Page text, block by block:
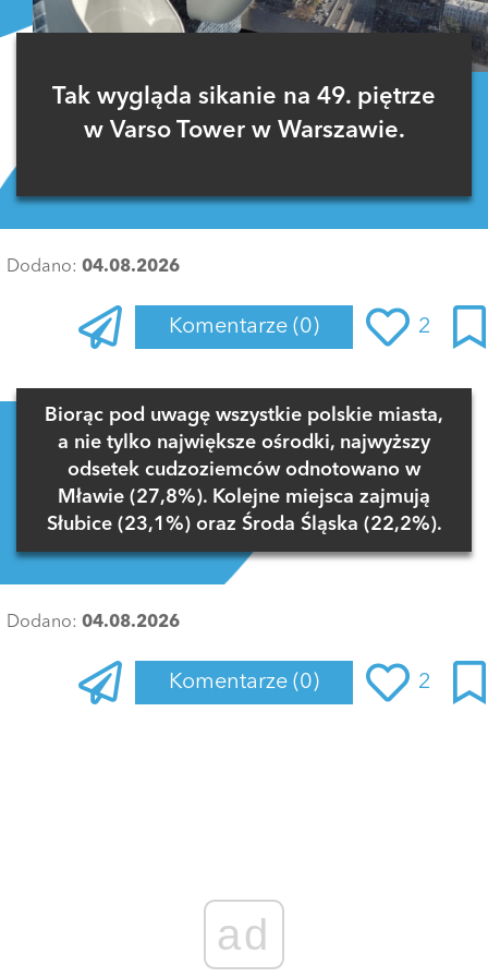
Tak wygląda sikanie na 49. piętrze
w Varso Tower w Warszawie.
Dodano: 04.08.2026
Komentarze (0) 2
Zaloguj się, aby dodać komentarz
Biorąc pod uwagę wszystkie polskie miasta,
a nie tylko największe ośrodki, najwyższy
odsetek cudzoziemców odnotowano w
Mławie (27,8%). Kolejne miejsca zajmują
Słubice (23,1%) oraz Środa Śląska (22,2%).
Dodano: 04.08.2026
Komentarze (0) 2
ad